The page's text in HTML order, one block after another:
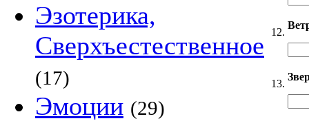
Эзотерика,
Сверхъестественное
(17)
Эмоции (29)
12.
13.